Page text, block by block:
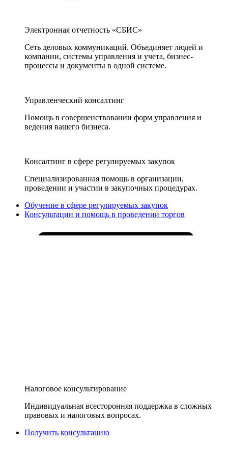
Электронная отчетность «СБИС»
Сеть деловых коммуникаций. Объединяет людей и
компании, системы управления и учета, бизнес-
процессы и документы в одной системе.
Управленческий консалтинг
Помощь в совершенствовании форм управления и
ведения вашего бизнеса.
Консалтинг в сфере регулируемых закупок
Специализированная помощь в организации,
проведении и участии в закупочных процедурах.
Обучение в сфере регулируемых закупок
Консультации и помощь в проведении торгов
Налоговое консультирование
Индивидуальная всесторонняя поддержка в сложных
правовых и налоговых вопросах.
Получить консультацию